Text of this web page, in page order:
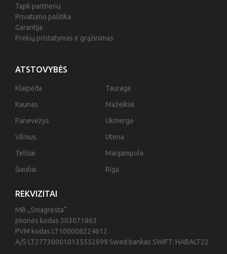
REKVIZITAI
MB „Smagresta“
Įmonės kodas 303071863
PVM kodas LT100008224612
A/S LT277300010135552899 Swed bankas SWIFT: HABALT22
ATSTOVYBĖS
Klaipėda
Kaunas
Panevėžys
Vilnius
Telšiai
Šiauliai
Tauragė
Mažeikiai
Ukmergė
Utena
Marijampolė
Rīga
Tapk partneriu
Privatumo politika
Garantija
Prekių pristatymas ir grąžinimas